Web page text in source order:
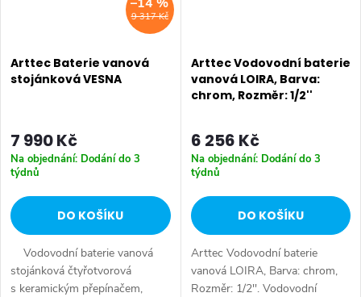
9 317 Kč
Arttec Baterie vanová
stojánková VESNA
7 990 Kč
Na objednání: Dodání do 3
týdnů
DO KOŠÍKU
Vodovodní baterie vanová
stojánková čtyřotvorová
s keramickým přepínačem,
Arttec Vodovodní baterie
vanová LOIRA, Barva:
chrom, Rozměr: 1/2''
6 256 Kč
Na objednání: Dodání do 3
týdnů
DO KOŠÍKU
Arttec Vodovodní baterie
vanová LOIRA, Barva: chrom,
Rozměr: 1/2''. Vodovodní